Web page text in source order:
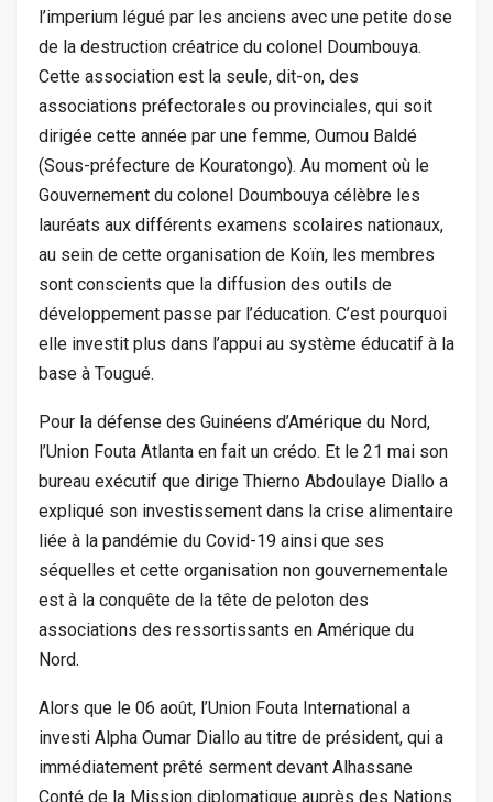
l’imperium légué par les anciens avec une petite dose
de la destruction créatrice du colonel Doumbouya.
Cette association est la seule, dit-on, des
associations préfectorales ou provinciales, qui soit
dirigée cette année par une femme, Oumou Baldé
(Sous-préfecture de Kouratongo). Au moment où le
Gouvernement du colonel Doumbouya célèbre les
lauréats aux différents examens scolaires nationaux,
au sein de cette organisation de Koïn, les membres
sont conscients que la diffusion des outils de
développement passe par l’éducation. C’est pourquoi
elle investit plus dans l’appui au système éducatif à la
base à Tougué.
Pour la défense des Guinéens d’Amérique du Nord,
l’Union Fouta Atlanta en fait un crédo. Et le 21 mai son
bureau exécutif que dirige Thierno Abdoulaye Diallo a
expliqué son investissement dans la crise alimentaire
liée à la pandémie du Covid-19 ainsi que ses
séquelles et cette organisation non gouvernementale
est à la conquête de la tête de peloton des
associations des ressortissants en Amérique du
Nord.
Alors que le 06 août, l’Union Fouta International a
investi Alpha Oumar Diallo au titre de président, qui a
immédiatement prêté serment devant Alhassane
Conté de la Mission diplomatique auprès des Nations